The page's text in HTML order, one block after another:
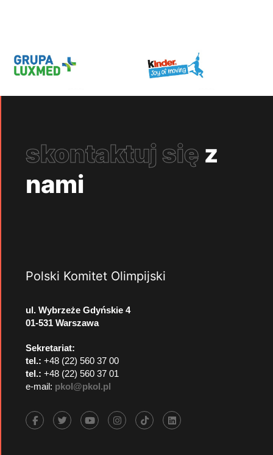
skontaktuj się z
nami
Polski Komitet Olimpijski
ul. Wybrzeże Gdyńskie 4
01-531 Warszawa
Sekretariat:
tel.: +48 (22) 560 37 00
tel.: +48 (22) 560 37 01
e-mail: pkol@pkol.pl